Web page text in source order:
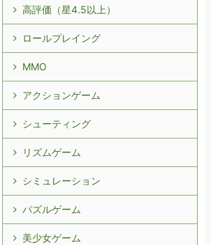
高評価（星4.5以上）
ロールプレイング
MMO
アクションゲーム
シューティング
リズムゲーム
シミュレーション
パズルゲーム
美少女ゲーム